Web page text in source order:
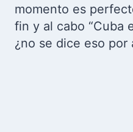
momento es
fin y al cabo “Cuba
¿no se dice eso por